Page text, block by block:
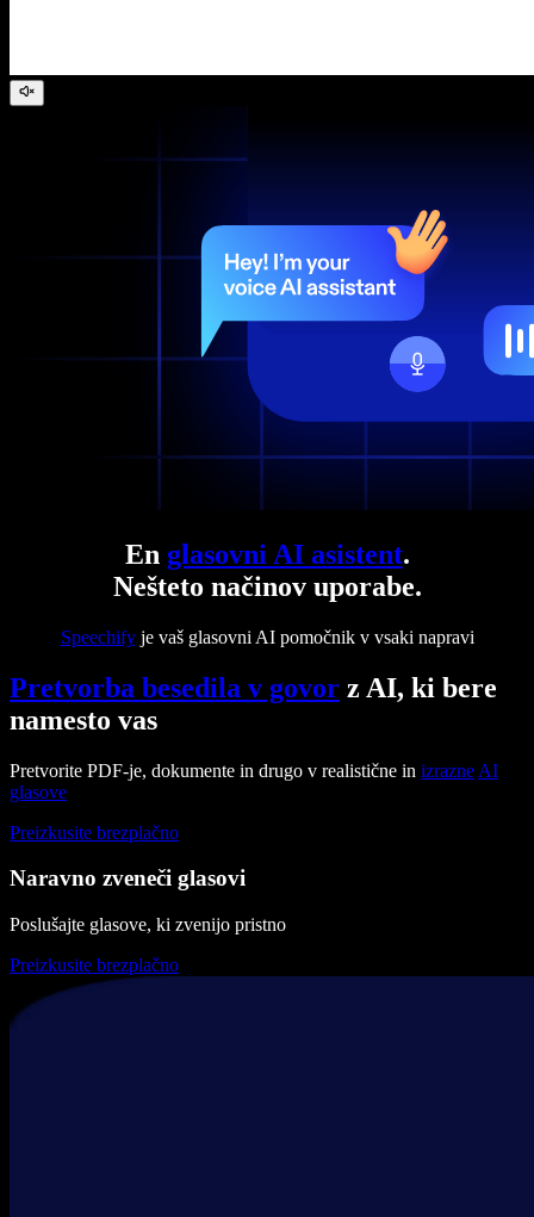
En glasovni AI asistent.
Nešteto načinov uporabe.
Speechifyje vaš glasovni AI pomočnik v vsaki napravi
Pretvorba besedila v govor z AI, ki bere
namesto vas
Pretvorite PDF-je, dokumente in drugo v realistične in izrazne AI
glasove
Preizkusite brezplačno
Naravno zveneči glasovi
Poslušajte glasove, ki zvenijo pristno
Preizkusite brezplačno